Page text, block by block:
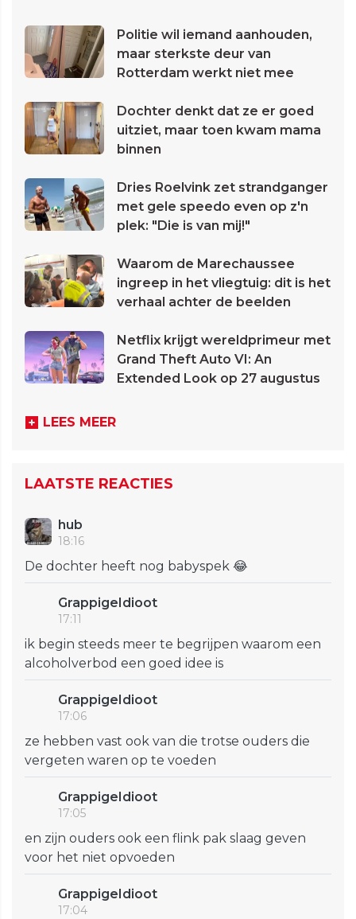
Politie wil iemand aanhouden,
maar sterkste deur van
Rotterdam werkt niet mee
Dochter denkt dat ze er goed
uitziet, maar toen kwam mama
binnen
Dries Roelvink zet strandganger
met gele speedo even op z'n
plek: "Die is van mij!"
Waarom de Marechaussee
ingreep in het vliegtuig: dit is het
verhaal achter de beelden
Netflix krijgt wereldprimeur met
Grand Theft Auto VI: An
Extended Look op 27 augustus
LEES MEER
LAATSTE REACTIES
hub
18:16
De dochter heeft nog babyspek 😂
GrappigeIdioot
17:11
ik begin steeds meer te begrijpen waarom een
alcoholverbod een goed idee is
GrappigeIdioot
17:06
ze hebben vast ook van die trotse ouders die
vergeten waren op te voeden
GrappigeIdioot
17:05
en zijn ouders ook een flink pak slaag geven
voor het niet opvoeden
GrappigeIdioot
17:04